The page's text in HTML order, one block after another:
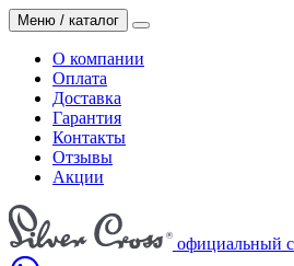
Меню / каталог
О компании
Оплата
Доставка
Гарантия
Контакты
Отзывы
Акции
официальный